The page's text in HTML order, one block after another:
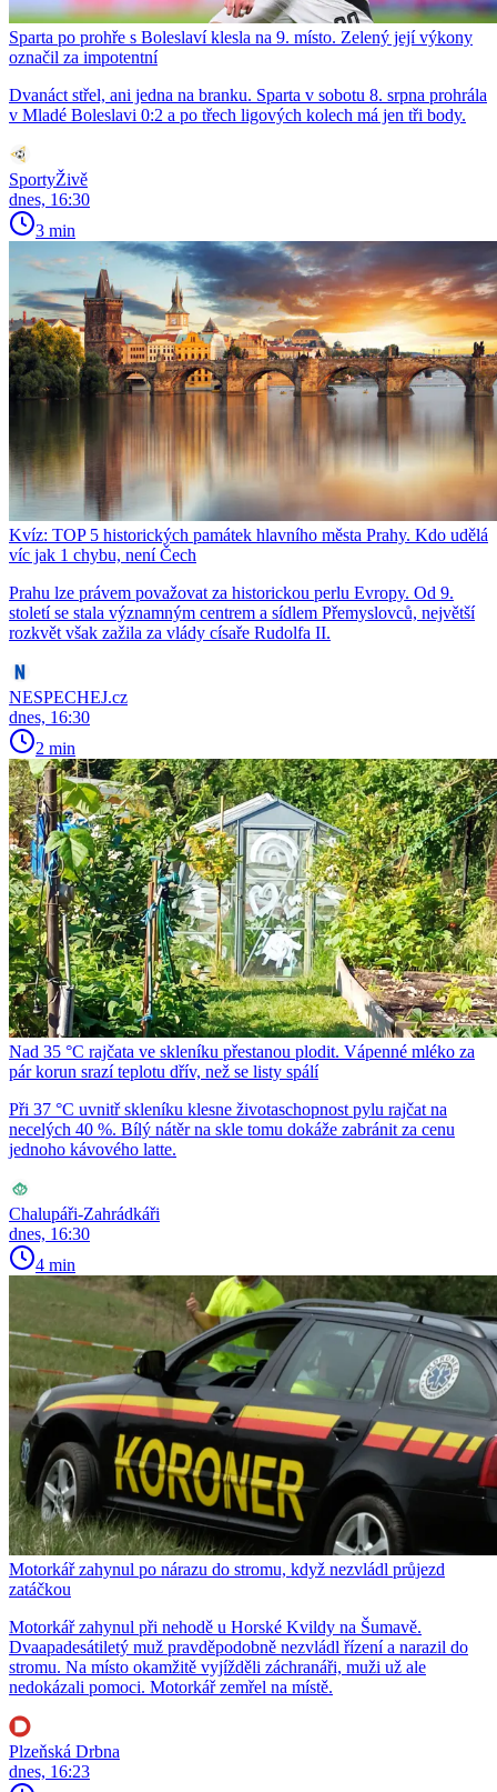
Sparta po prohře s Boleslaví klesla na 9. místo. Zelený její výkony
označil za impotentní
Dvanáct střel, ani jedna na branku. Sparta v sobotu 8. srpna prohrála
v Mladé Boleslavi 0:2 a po třech ligových kolech má jen tři body.
SportyŽivě
dnes, 16:30
3 min
Kvíz: TOP 5 historických památek hlavního města Prahy. Kdo udělá
víc jak 1 chybu, není Čech
Prahu lze právem považovat za historickou perlu Evropy. Od 9.
století se stala významným centrem a sídlem Přemyslovců, největší
rozkvět však zažila za vlády císaře Rudolfa II.
NESPECHEJ.cz
dnes, 16:30
2 min
Nad 35 °C rajčata ve skleníku přestanou plodit. Vápenné mléko za
pár korun srazí teplotu dřív, než se listy spálí
Při 37 °C uvnitř skleníku klesne životaschopnost pylu rajčat na
necelých 40 %. Bílý nátěr na skle tomu dokáže zabránit za cenu
jednoho kávového latte.
Chalupáři-Zahrádkáři
dnes, 16:30
4 min
Motorkář zahynul po nárazu do stromu, když nezvládl průjezd
zatáčkou
Motorkář zahynul při nehodě u Horské Kvildy na Šumavě.
Dvaapadesátiletý muž pravděpodobně nezvládl řízení a narazil do
stromu. Na místo okamžitě vyjížděli záchranáři, muži už ale
nedokázali pomoci. Motorkář zemřel na místě.
Plzeňská Drbna
dnes, 16:23